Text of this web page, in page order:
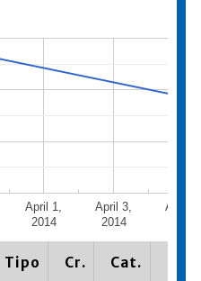
April 1,
2014
April 3,
2014
April 5,
Tipo Cr. Cat.